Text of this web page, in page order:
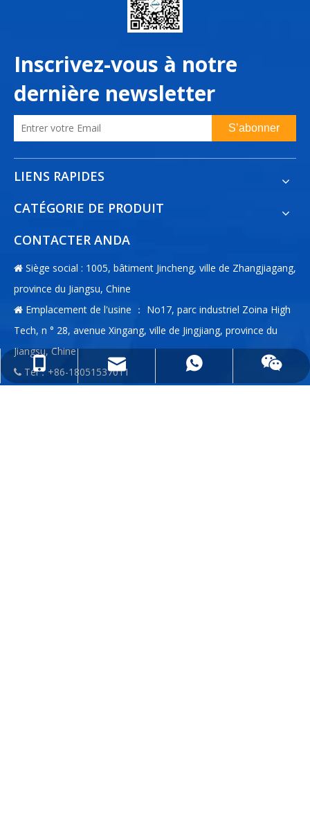
Inscrivez-vous à notre
dernière newsletter
S’abonner
LIENS RAPIDES
CATÉGORIE DE PRODUIT
CONTACTER ANDA
 Siège social : 1005, bâtiment Jincheng, ville de Zhangjiagang,
province du Jiangsu, Chine
 Emplacement de l'usine ： No17, parc industriel Zoina High
Tech, n ° 28, avenue Xingang, ville de Jingjiang, province du
Jiangsu, Chine
 Tél：+86-18051537011+86-18051537011
info@anda-china.com
+86-18051537011